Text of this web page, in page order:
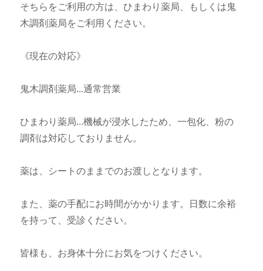
そちらをご利用の方は、ひまわり薬局、もしくは鬼
木調剤薬局をご利用ください。
《現在の対応》
鬼木調剤薬局…通常営業
ひまわり薬局…機械が浸水したため、一包化、粉の
調剤は対応しておりません。
薬は、シートのままでのお渡しとなります。
また、薬の手配にお時間がかかります。日数に余裕
を持って、受診ください。
皆様も、お身体十分にお気をつけください。